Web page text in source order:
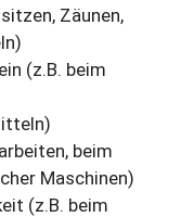
Zäunen,
(z.B. beim
beim
Maschinen)
(z.B. beim